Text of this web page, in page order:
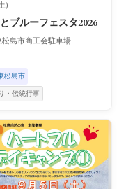
)
ブルーフェスタ2026
松島市商工会駐車場
松島市
・伝統行事